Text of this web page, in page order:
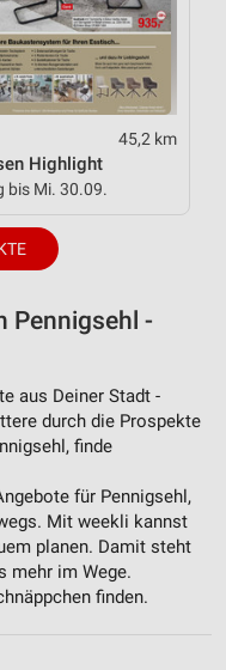
45,2 km
Highlight
bis Mi. 30.09.
Pennigsehl -
aus Deiner Stadt -
durch die Prospekte
finde
für Pennigsehl,
Mit weekli kannst
planen. Damit steht
mehr im Wege.
finden.